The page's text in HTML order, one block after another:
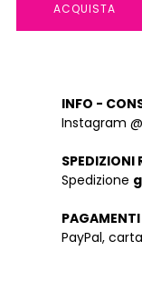
ACQUISTA
INFO -
Instagram
SPEDIZIONI
Spedizione
PAGAMENTI
PayPal,